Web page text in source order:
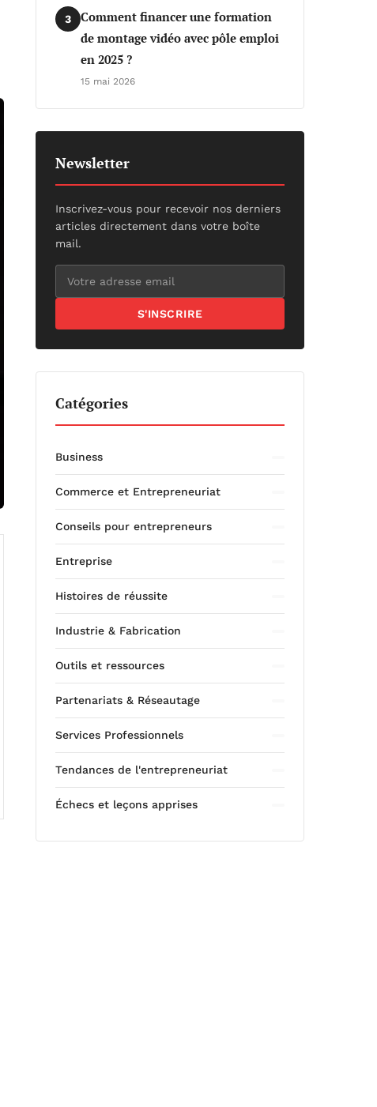
3
Comment financer une formation
de montage vidéo avec pôle emploi
en 2025 ?
15 mai 2026
Newsletter
Inscrivez-vous pour recevoir nos derniers
articles directement dans votre boîte
mail.
S'INSCRIRE
Catégories
Business
Commerce et Entrepreneuriat
Conseils pour entrepreneurs
Entreprise
Histoires de réussite
Industrie & Fabrication
Outils et ressources
Partenariats & Réseautage
Services Professionnels
Tendances de l'entrepreneuriat
Échecs et leçons apprises